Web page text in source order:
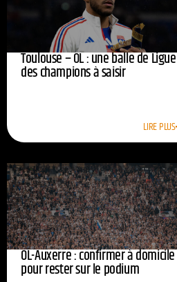
Toulouse – OL : une balle de Ligue
des champions à saisir
LIRE PLUS
OL-Auxerre : confirmer à domicile
pour rester sur le podium